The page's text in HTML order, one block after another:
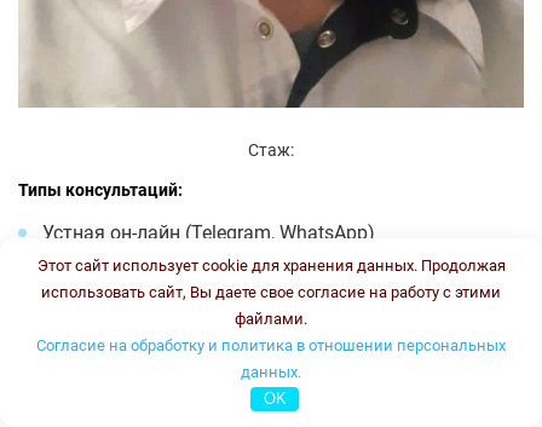
Стаж:
Типы консультаций:
Устная он-лайн (Telegram, WhatsApp)
Письменная он-лайн (Telegram, WhatsApp)
Стоимость консультации:от 2000 руб.
ПН-ПТ с 9:00 до 12:00
Онлайн консультация
Этот сайт использует cookie для хранения данных. Продолжая
использовать сайт, Вы даете свое согласие на работу с этими
файлами.
Согласие на обработку и политика в отношении персональных
данных.
OK